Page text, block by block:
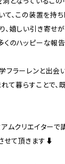
、この装置を持
、嬉しい引き寄せ
くのハッピーな報
フラーレンと出会
れて暮らすことで
ムクリエイターで
せて頂きます⬇︎